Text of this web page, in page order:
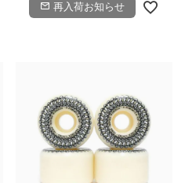
再入荷お知らせ